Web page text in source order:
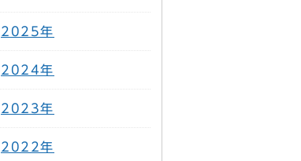
2025年
2024年
2023年
2022年